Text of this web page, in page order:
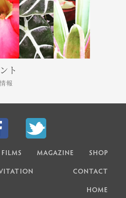
ト
報
FILMS MAGAZINE SHOP
CONTACT
HOME